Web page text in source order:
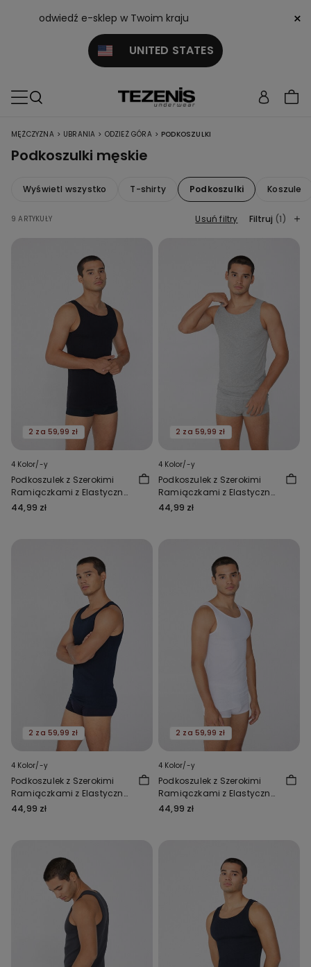
odwiedź e-sklep w Twoim kraju
UNITED STATES
×
MĘŻCZYZNA > UBRANIA > ODZIEŻ GÓRA > PODKOSZULKI
Podkoszulki męskie
Wyświetl wszystko T-shirty Podkoszulki Koszule
9 ARTYKUŁY Usuń filtry Filtruj (1)
2 za 59,99 zł
4 Kolor/-y
Podkoszulek z Szerokimi
Ramiączkami z Elastycznej
Bawełny
44,99 zł
2 za 59,99 zł
4 Kolor/-y
Podkoszulek z Szerokimi
Ramiączkami z Elastycznej
Bawełny
44,99 zł
2 za 59,99 zł
4 Kolor/-y
Podkoszulek z Szerokimi
Ramiączkami z Elastycznej
Bawełny
44,99 zł
2 za 59,99 zł
4 Kolor/-y
Podkoszulek z Szerokimi
Ramiączkami z Elastycznej
Bawełny
44,99 zł